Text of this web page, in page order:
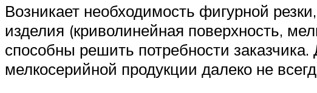
Возникает необходимость фигурной
изделия (криволинейная поверхность,
способны решить потребности
мелкосерийной продукции далеко не